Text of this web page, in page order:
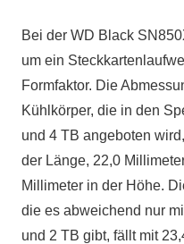
Bei der WD Black
um ein
Formfaktor. Die
Kühlkörper, die in den
und 4 TB angeboten
der Länge, 22,0
Millimeter in der Höhe.
die es abweichend nur
und 2 TB gibt, fällt mit